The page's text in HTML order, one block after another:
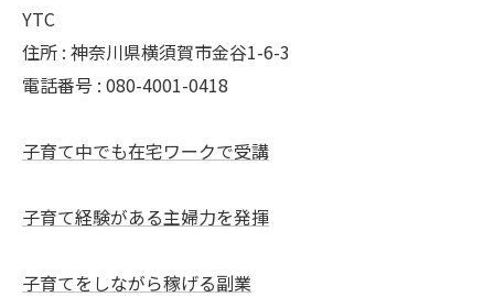
YTC
住所 : 神奈川県横須賀市金谷1-6-3
電話番号 : 080-4001-0418
子育て中でも在宅ワークで受講
子育て経験がある主婦力を発揮
子育てをしながら稼げる副業